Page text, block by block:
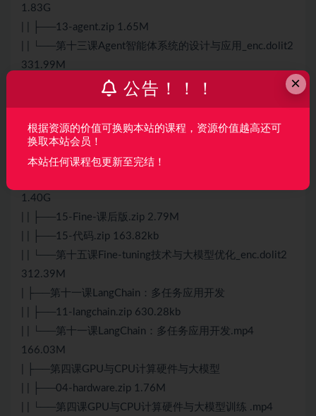
1.83G
| | ├──13-agent.zip 1.65M
| | └──第十三课Agent智能体系统的设计与应用_enc.dolit2
331.99M
| ├──第十四课AutoGPT原理和实现
| | ├──14-autogpt.zip 1.20M
| | └──第十四课AutoGPT原理和实现_enc.dolit2 254.52M
| ├──第十五课Fine-tuning技术与大模型优化
1.40G
| | ├──15-Fine-课后版.zip 2.79M
| | ├──15-代码.zip 163.82kb
| | └──第十五课Fine-tuning技术与大模型优化_enc.dolit2
312.39M
| ├──第十一课LangChain：多任务应用开发
| | ├──11-langchain.zip 630.28kb
| | └──第十一课LangChain：多任务应用开发.mp4
166.03M
| ├──第四课GPU与CPU计算硬件与大模型
| | ├──04-hardware.zip 1.76M
| | └──第四课GPU与CPU计算硬件与大模型训练 .mp4
×
公告！！！
根据资源的价值可换购本站的课程，资源价值越高还可
换取本站会员！
本站任何课程包更新至完结！